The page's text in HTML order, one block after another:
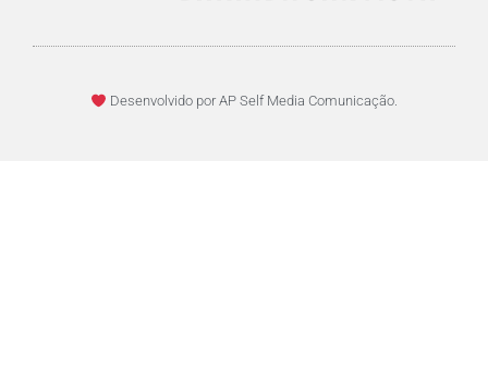
Desenvolvido por AP Self Media Comunicação.